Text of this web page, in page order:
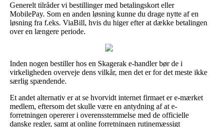
Generelt tilråder vi bestillinger med betalingskort eller
MobilePay. Som en anden løsning kunne du drage nytte af en
løsning fra f.eks. ViaBill, hvis du higer efter at dække betalingen
over en længere periode.
Inden nogen bestiller hos en Skagerak e-handler bør de i
virkeligheden overveje dens vilkår, men det er for det meste ikke
særlig spændende.
Et andet alternativ er at se hvorvidt internet firmaet er e-mærket
medlem, eftersom det skulle være en antydning af at e-
forretningen opererer i overensstemmelse med de officielle
danske regler, samt at online forretningen rutinemæssigt